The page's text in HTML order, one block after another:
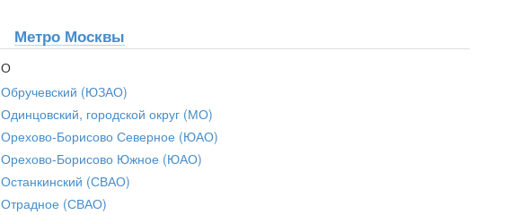
Метро Москвы
О
Обручевский (ЮЗАО)
Одинцовский, городской округ (МО)
Орехово-Борисово Северное (ЮАО)
Орехово-Борисово Южное (ЮАО)
Останкинский (СВАО)
Отрадное (СВАО)